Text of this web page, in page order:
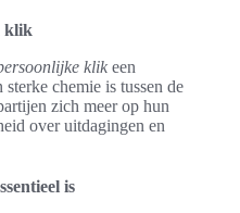
klik
klik een
chemie is tussen de
zich meer op hun
over uitdagingen en
is